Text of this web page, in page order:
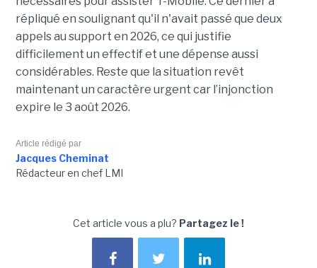
répliqué en soulignant qu'il n'avait passé que deux
appels au support en 2026, ce qui justifie
difficilement un effectif et une dépense aussi
considérables. Reste que la situation revêt
maintenant un caractère urgent car l’injonction
expire le 3 août 2026.
Article rédigé par
Jacques Cheminat
Rédacteur en chef LMI
Cet article vous a plu? Partagez le !